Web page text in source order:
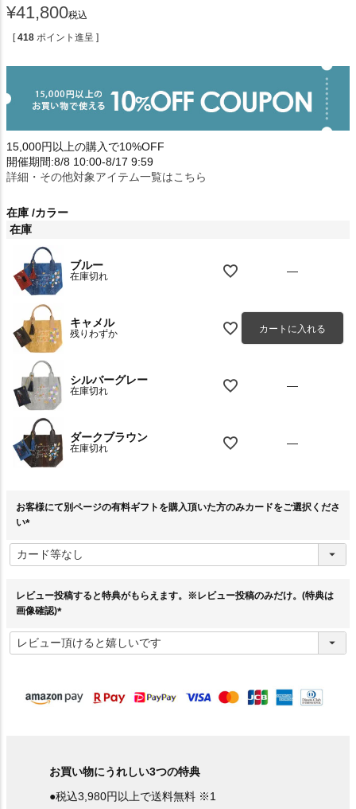
¥41,800税込
[ 418 ポイント進呈 ]
15,000円以上の購入で10%OFF
開催期間:8/8 10:00-8/17 9:59
詳細・その他対象アイテム一覧はこちら
在庫 カラー
在庫
ブルー
在庫切れ —
キャメル
残りわずか カートに入れる
シルバーグレー
在庫切れ —
ダークブラウン
在庫切れ —
お客様にて別ページの有料ギフトを購入頂いた方のみカードをご選択くださ
い
必
須
レビュー投稿すると特典がもらえます。※レビュー投稿のみだけ。(特典は
画像確認)
必
須
お買い物にうれしい3つの特典
●税込3,980円以上で送料無料 ※1